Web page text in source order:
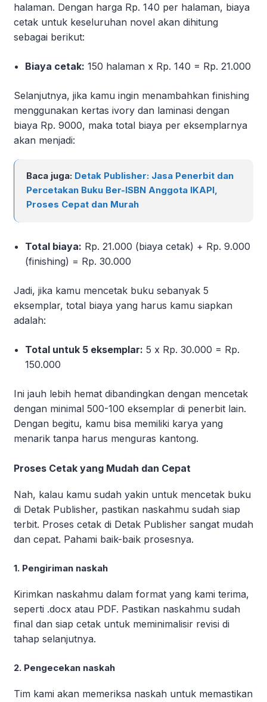
halaman. Dengan harga Rp. 140 per halaman, biaya
cetak untuk keseluruhan novel akan dihitung
sebagai berikut:
Biaya cetak: 150 halaman x Rp. 140 = Rp. 21.000
Selanjutnya, jika kamu ingin menambahkan finishing
menggunakan kertas ivory dan laminasi dengan
biaya Rp. 9000, maka total biaya per eksemplarnya
akan menjadi:
Baca juga: Detak Publisher: Jasa Penerbit dan
Percetakan Buku Ber-ISBN Anggota IKAPI,
Proses Cepat dan Murah
Total biaya: Rp. 21.000 (biaya cetak) + Rp. 9.000
(finishing) = Rp. 30.000
Jadi, jika kamu mencetak buku sebanyak 5
eksemplar, total biaya yang harus kamu siapkan
adalah:
Total untuk 5 eksemplar: 5 x Rp. 30.000 = Rp.
150.000
Ini jauh lebih hemat dibandingkan dengan mencetak
dengan minimal 500-100 eksemplar di penerbit lain.
Dengan begitu, kamu bisa memiliki karya yang
menarik tanpa harus menguras kantong.
Proses Cetak yang Mudah dan Cepat
Nah, kalau kamu sudah yakin untuk mencetak buku
di Detak Publisher, pastikan naskahmu sudah siap
terbit. Proses cetak di Detak Publisher sangat mudah
dan cepat. Pahami baik-baik prosesnya.
1. Pengiriman naskah
Kirimkan naskahmu dalam format yang kami terima,
seperti .docx atau PDF. Pastikan naskahmu sudah
final dan siap cetak untuk meminimalisir revisi di
tahap selanjutnya.
2. Pengecekan naskah
Tim kami akan memeriksa naskah untuk memastikan